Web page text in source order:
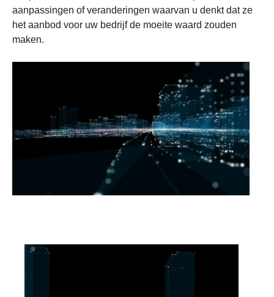
aanpassingen of veranderingen waarvan u denkt dat ze
het aanbod voor uw bedrijf de moeite waard zouden
maken.